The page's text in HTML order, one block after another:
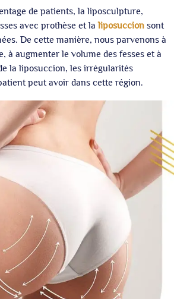
de patients, la liposculpture,
avec prothèse et laliposuccion sont
De cette manière, nous parvenons à
à augmenter le volume des fesses et à
la liposuccion, les irrégularités
peut avoir dans cette région.